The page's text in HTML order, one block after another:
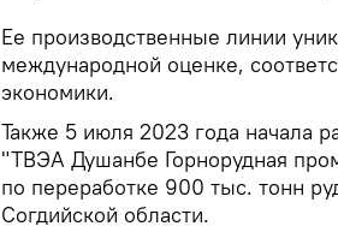
Ее производственные линии
международной оценке,
экономики.
Также 5 июля 2023 года начала
"ТВЭА Душанбе Горнорудная
по переработке 900 тыс. тонн
Согдийской области.